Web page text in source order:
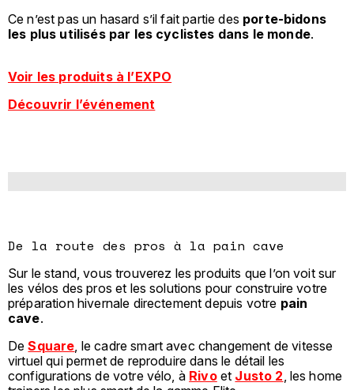
Ce n’est pas un hasard s’il fait partie des porte-bidons
les plus utilisés par les cyclistes dans le monde.
Voir les produits à l’EXPO
Découvrir l’événement
De la route des pros à la pain cave
Sur le stand, vous trouverez les produits que l’on voit sur
les vélos des pros et les solutions pour construire votre
préparation hivernale directement depuis votre pain
cave.
DeSquare, le cadre smart avec changement de vitesse
virtuel qui permet de reproduire dans le détail les
configurations de votre vélo, à Rivoet Justo 2, les home